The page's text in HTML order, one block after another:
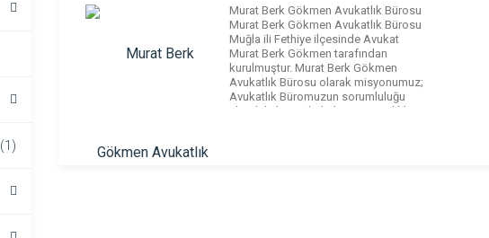
(1)
Murat Berk Gökmen Avukatlık Bürosu
Murat Berk Gökmen Avukatlık Bürosu
Muğla ili Fethiye ilçesinde Avukat
Murat Berk Gökmen tarafından
kurulmuştur. Murat Berk Gökmen
Avukatlık Bürosu olarak misyonumuz;
Avukatlık Büromuzun sorumluluğu
altındaki bütün hukuki uyuşmazlıkları,